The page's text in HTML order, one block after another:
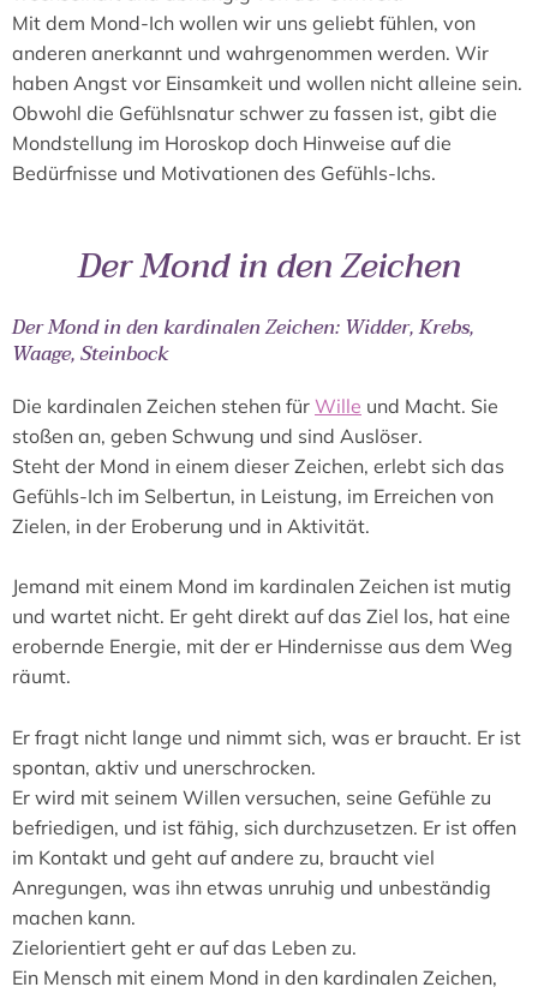
Mit dem Mond-Ich wollen wir uns geliebt fühlen, von
anderen anerkannt und wahrgenommen werden. Wir
haben Angst vor Einsamkeit und wollen nicht alleine sein.
Obwohl die Gefühlsnatur schwer zu fassen ist, gibt die
Mondstellung im Horoskop doch Hinweise auf die
Bedürfnisse und Motivationen des Gefühls-Ichs.
Der Mond in den Zeichen
Der Mond in den kardinalen Zeichen: Widder, Krebs,
Waage, Steinbock
Die kardinalen Zeichen stehen für Wille und Macht. Sie
stoßen an, geben Schwung und sind Auslöser.
Steht der Mond in einem dieser Zeichen, erlebt sich das
Gefühls-Ich im Selbertun, in Leistung, im Erreichen von
Zielen, in der Eroberung und in Aktivität.
Jemand mit einem Mond im kardinalen Zeichen ist mutig
und wartet nicht. Er geht direkt auf das Ziel los, hat eine
erobernde Energie, mit der er Hindernisse aus dem Weg
räumt.
Er fragt nicht lange und nimmt sich, was er braucht. Er ist
spontan, aktiv und unerschrocken.
Er wird mit seinem Willen versuchen, seine Gefühle zu
befriedigen, und ist fähig, sich durchzusetzen. Er ist offen
im Kontakt und geht auf andere zu, braucht viel
Anregungen, was ihn etwas unruhig und unbeständig
machen kann.
Zielorientiert geht er auf das Leben zu.
Ein Mensch mit einem Mond in den kardinalen Zeichen,